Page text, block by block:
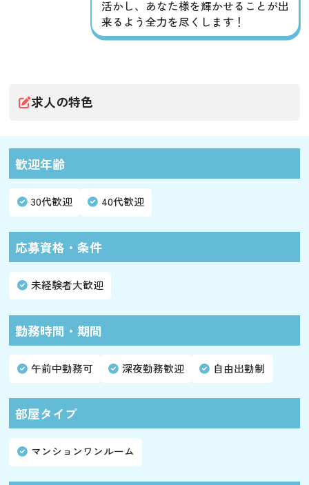
活かし、あなた様を輝かせることが出
来るよう全力を尽くします！
求人の特色
歓迎年齢
30代歓迎 40代歓迎
応募資格・条件
未経験者大歓迎
勤務時間・期間
午前中勤務可 深夜勤務歓迎 自由出勤制
部屋タイプ
マンションワンルーム